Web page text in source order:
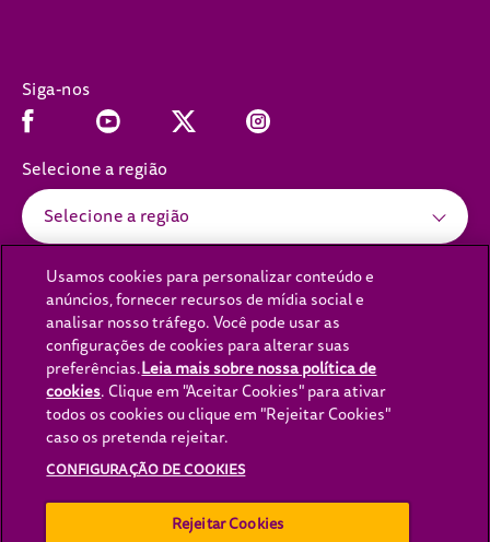
Siga-nos
Facebook (opens in new window)
Youtube (opens in new window)
x (opens in new window)Instagram (opens in new window)
Política de Privacidade(opens in new window)
Política de cookies(opens in new window)
Aviso Legal(opens in new window)Acessibilidade(opens in new window)
Fale Conosco Lei da Escravidão Moderna
Lei Transparência Cadeia(opens in new window)
Opções de Anúncio(opens in new
Carreiras (opens in new window) Configuração de cookies
Selecione a região
Selecione a região
Copyright© Mars 2026 WHISKAS® - Todos os direitos reservados.
Usamos cookies para personalizar conteúdo e
anúncios, fornecer recursos de mídia social e
analisar nosso tráfego. Você pode usar as
configurações de cookies para alterar suas
preferências.Leia mais sobre nossa política de
cookies(opens in a new tab)
. Clique em "Aceitar Cookies" para ativar
todos os cookies ou clique em "Rejeitar Cookies"
caso os pretenda rejeitar.
CONFIGURAÇÃO DE COOKIES
Rejeitar Cookies